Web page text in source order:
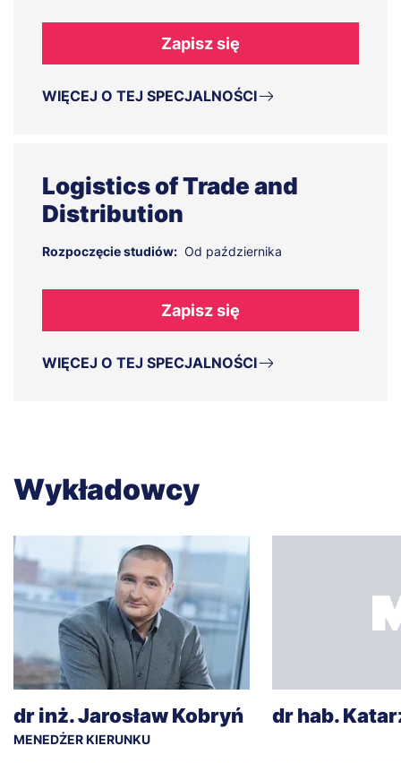
Zapisz się
WIĘCEJ O TEJ SPECJALNOŚCI
Logistics of Trade and
Distribution
Rozpoczęcie studiów: Od października
Zapisz się
WIĘCEJ O TEJ SPECJALNOŚCI
Wykładowcy
dr inż. Jarosław Kobryń
MENEDŻER KIERUNKU
dr hab.